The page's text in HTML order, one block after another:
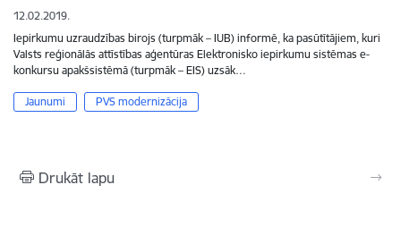
12.02.2019.
Iepirkumu uzraudzības birojs (turpmāk – IUB) informē, ka pasūtītājiem, kuri
Valsts reģionālās attīstības aģentūras Elektronisko iepirkumu sistēmas e-
konkursu apakšsistēmā (turpmāk – EIS) uzsāk…
Jaunumi PVS modernizācija
Drukāt lapu